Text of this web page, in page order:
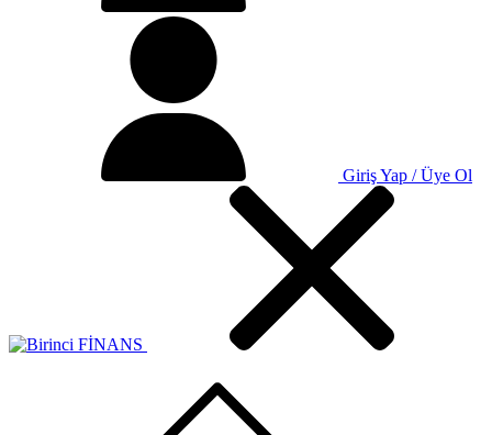
Giriş Yap / Üye Ol